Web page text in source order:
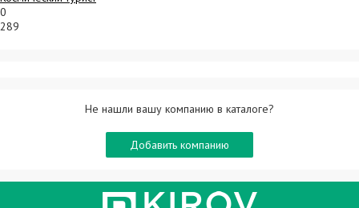
0
289
Не нашли вашу компанию в каталоге?
Добавить компанию